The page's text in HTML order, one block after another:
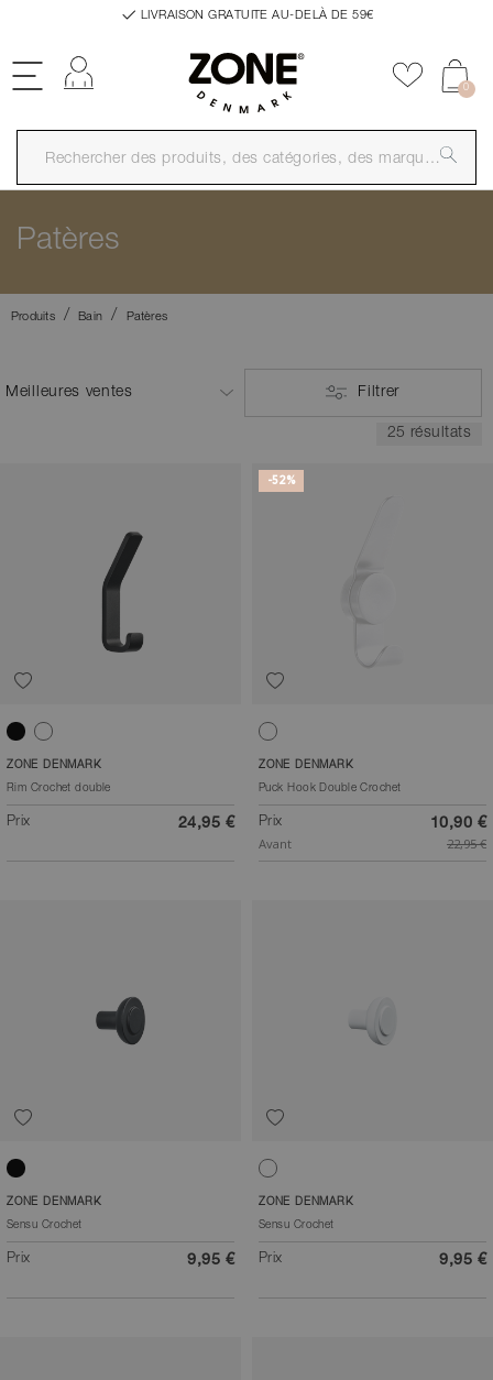
LIVRAISON GRATUITE AU-DELÀ DE 59€
Se connecter Ajouter
0
Patères
Produits Bain Patères
Filtrer
25 résultats
NoirBlanc
ZONE DENMARK
Rim Crochet double
Prix 24,95 €
-52%
Blanc
ZONE DENMARK
Puck Hook Double Crochet
Prix 10,90 €
Avant 22,95 €
Noir
ZONE DENMARK
Sensu Crochet
Prix 9,95 €
Blanc
ZONE DENMARK
Sensu Crochet
Prix 9,95 €